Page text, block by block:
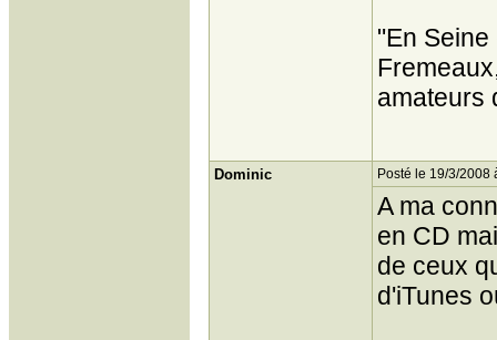
"En
amateurs
Dominic Posté le 19/3/2008
A ma
en CD
de ceux
d'iTunes